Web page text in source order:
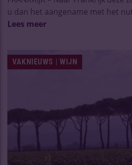
u dan het aangename met het
Lees meer
VAKNIEUWS | WIJN